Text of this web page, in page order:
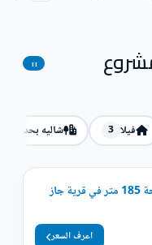
11
فيلا 3 شاليه بحديقة
وحدتك بحديقة 200 متر ومساحة 185 متر في قرية جاز
اعرف السعر